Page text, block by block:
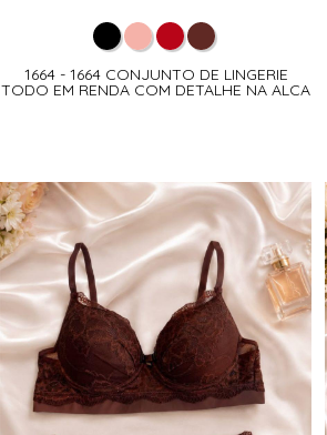
1664 - 1664 CONJUNTO DE LINGERIE
TODO EM RENDA COM DETALHE NA ALCA